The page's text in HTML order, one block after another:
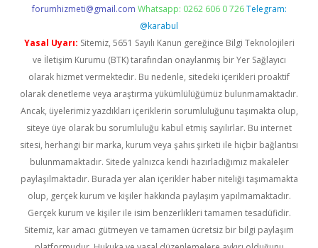
forumhizmeti@gmail.com Whatsapp: 0262 606 0 726 Telegram:
@karabul
Yasal Uyarı: Sitemiz, 5651 Sayılı Kanun gereğince Bilgi Teknolojileri
ve İletişim Kurumu (BTK) tarafından onaylanmış bir Yer Sağlayıcı
olarak hizmet vermektedir. Bu nedenle, sitedeki içerikleri proaktif
olarak denetleme veya araştırma yükümlülüğümüz bulunmamaktadır.
Ancak, üyelerimiz yazdıkları içeriklerin sorumluluğunu taşımakta olup,
siteye üye olarak bu sorumluluğu kabul etmiş sayılırlar. Bu internet
sitesi, herhangi bir marka, kurum veya şahıs şirketi ile hiçbir bağlantısı
bulunmamaktadır. Sitede yalnızca kendi hazırladığımız makaleler
paylaşılmaktadır. Burada yer alan içerikler haber niteliği taşımamakta
olup, gerçek kurum ve kişiler hakkında paylaşım yapılmamaktadır.
Gerçek kurum ve kişiler ile isim benzerlikleri tamamen tesadüfidir.
Sitemiz, kar amacı gütmeyen ve tamamen ücretsiz bir bilgi paylaşım